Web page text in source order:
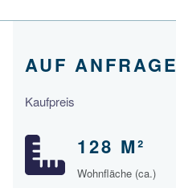
AUF ANFRAGE
Kaufpreis
128 M²
Wohnfläche (ca.)